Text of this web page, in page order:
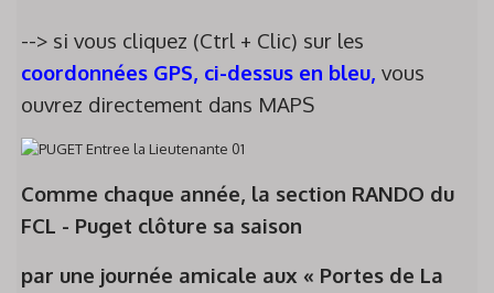
--> si vous cliquez (Ctrl + Clic) sur les
coordonnées GPS, ci-dessus en bleu, vous
ouvrez directement dans MAPS
Comme chaque année, la section RANDO du
FCL - Puget clôture sa saison
par une journée amicale aux « Portes de La